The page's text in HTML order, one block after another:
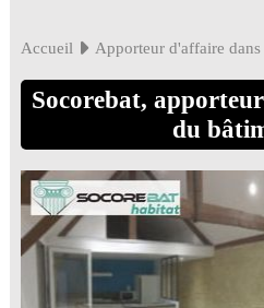
Accueil Apporteur d'affaire
Socorebat,
du